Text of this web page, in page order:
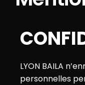
LYON BAILA
personnelles